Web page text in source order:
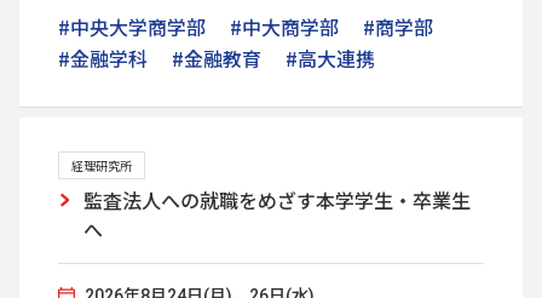
#中央大学商学部 #中大商学部
#商学部
#金融学科
#金融教育 #高大連携
経理研究所
監査法人への就職をめざす本学学生・卒業生
へ